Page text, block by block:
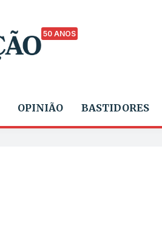
50 ANOS
OPINIÃO BASTIDORES